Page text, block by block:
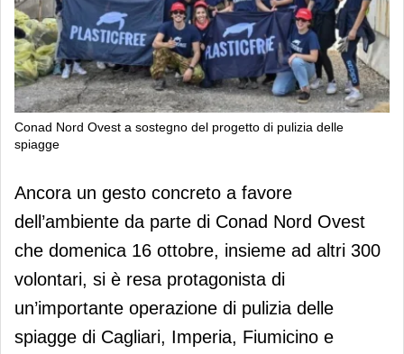
Conad Nord Ovest a sostegno del progetto di pulizia delle
spiagge
Conad Nord Ovest a sostegno del
progetto di pulizia delle spiagge
Ancora un gesto concreto a favore
dell’ambiente da parte di Conad Nord Ovest
che domenica 16 ottobre, insieme ad altri 300
volontari, si è resa protagonista di
un’importante operazione di pulizia delle
spiagge di Cagliari, Imperia, Fiumicino e